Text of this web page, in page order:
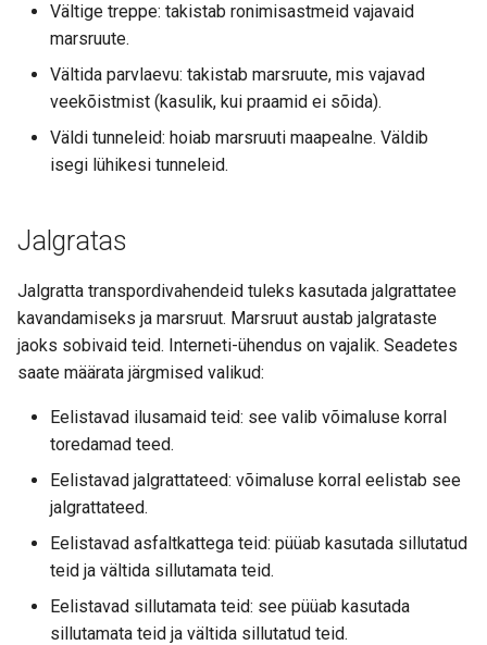
Vältige treppe: takistab ronimisastmeid vajavaid
marsruute.
Vältida parvlaevu: takistab marsruute, mis vajavad
veekõistmist (kasulik, kui praamid ei sõida).
Väldi tunneleid: hoiab marsruuti maapealne. Väldib
isegi lühikesi tunneleid.
Jalgratas
Jalgratta transpordivahendeid tuleks kasutada jalgrattatee
kavandamiseks ja marsruut. Marsruut austab jalgrataste
jaoks sobivaid teid. Interneti-ühendus on vajalik. Seadetes
saate määrata järgmised valikud:
Eelistavad ilusamaid teid: see valib võimaluse korral
toredamad teed.
Eelistavad jalgrattateed: võimaluse korral eelistab see
jalgrattateed.
Eelistavad asfaltkattega teid: püüab kasutada sillutatud
teid ja vältida sillutamata teid.
Eelistavad sillutamata teid: see püüab kasutada
sillutamata teid ja vältida sillutatud teid.